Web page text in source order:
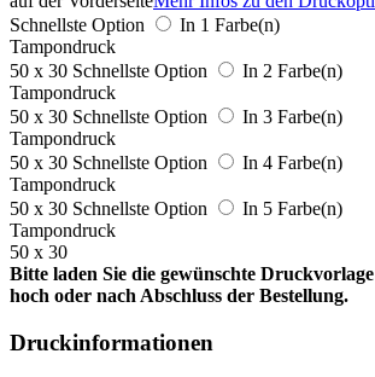
Schnellste Option
In 1 Farbe(n)
Tampondruck
50 x 30 Schnellste Option
In 2 Farbe(n)
Tampondruck
50 x 30 Schnellste Option
In 3 Farbe(n)
Tampondruck
50 x 30 Schnellste Option
In 4 Farbe(n)
Tampondruck
50 x 30 Schnellste Option
In 5 Farbe(n)
Tampondruck
50 x 30
Bitte laden Sie die gewünschte
hoch oder nach Abschluss der Bestellung.
Druckinformationen